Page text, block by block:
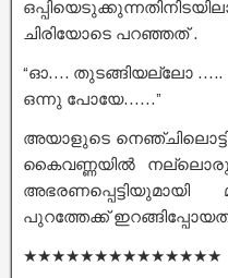
ചിരിയോടെ പറഞ്ഞത് .
“ഓ…. തുടങ്ങിയല്ലോ …..
ഒന്നു പോയേ……”
അയാളുടെ
കൈവണ്ണയിൽ
പുറത്തേക്ക്
★★★★★★★★★★★★★★